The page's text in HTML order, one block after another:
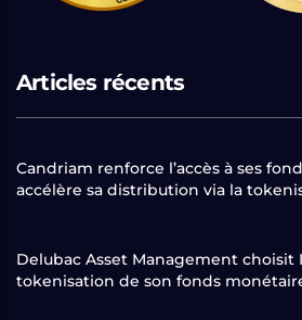
Articles récents
Candriam renforce l’accès à ses
accélère sa distribution via la
Delubac Asset Management choisit
tokenisation de son fonds